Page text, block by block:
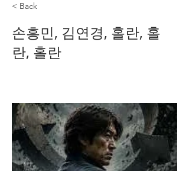
< Back
손흥민, 김연경, 홀란, 홀
란, 홀란